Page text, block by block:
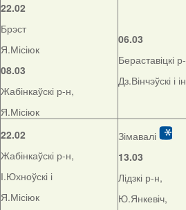
22.02
Брэст
Я.Місіюк
08.03
Жабінкаўскі р-н,
Я.Місіюк
06.03
Бераставіцкі
Дз.Вінчэўскі і
22.02
Жабінкаўскі р-н,
І.Юхноўскі і
Я.Місіюк
Зімавалі
13.03
Лідзкі р-н,
Ю.Янкевіч,